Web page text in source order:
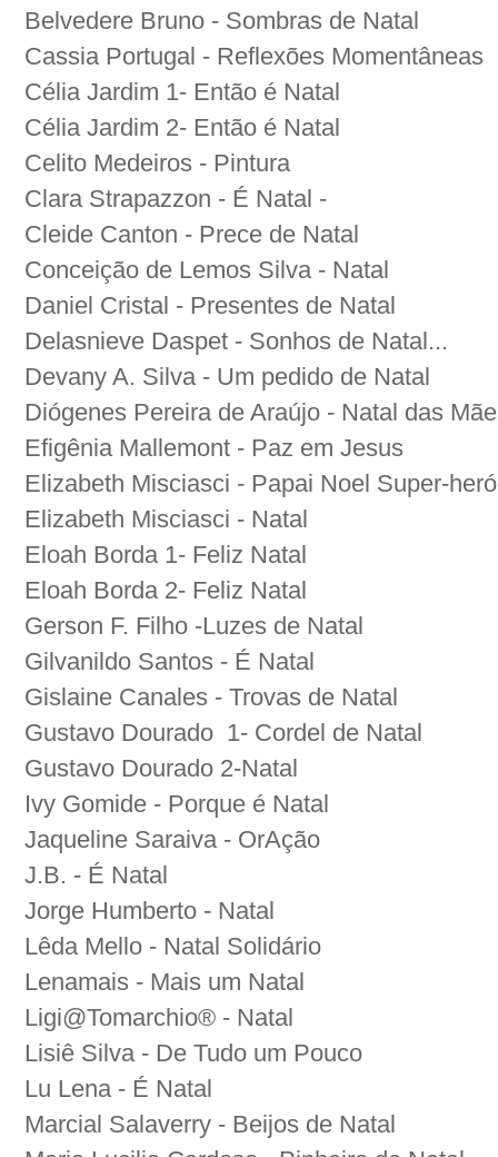
Belvedere Bruno - Sombras de Natal
Cassia Portugal - Reflexões Momentâneas
Célia Jardim 1- Então é Natal
Célia Jardim 2- Então é Natal
Celito Medeiros - Pintura
Clara Strapazzon - É Natal -
Cleide Canton - Prece de Natal
Conceição de Lemos Silva - Natal
Daniel Cristal - Presentes de Natal
Delasnieve Daspet - Sonhos de Natal...
Devany A. Silva - Um pedido de Natal
Diógenes Pereira de Araújo - Natal das
Efigênia Mallemont - Paz em Jesus
Elizabeth Misciasci - Papai Noel Super-
Elizabeth Misciasci - Natal
Eloah Borda 1- Feliz Natal
Eloah Borda 2- Feliz Natal
Gerson F. Filho -Luzes de Natal
Gilvanildo Santos - É Natal
Gislaine Canales - Trovas de Natal
Gustavo Dourado 1- Cordel de Natal
Gustavo Dourado 2-Natal
Ivy Gomide - Porque é Natal
Jaqueline Saraiva - OrAção
J.B. - É Natal
Jorge Humberto - Natal
Lêda Mello - Natal Solidário
Lenamais - Mais um Natal
Ligi@Tomarchio® - Natal
Lisiê Silva - De Tudo um Pouco
Lu Lena - É Natal
Marcial Salaverry - Beijos de Natal